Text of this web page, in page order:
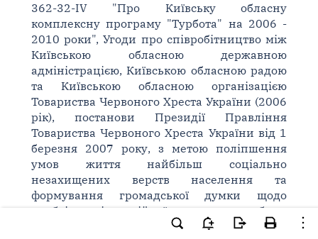
362-32-IV "Про Київську обласну
комплексну програму "Турбота" на 2006 -
2010 роки", Угоди про співробітництво між
Київською обласною державною
адміністрацією, Київською обласною радою
та Київською обласною організацією
Товариства Червоного Хреста України (2006
рік), постанови Президії Правління
Товариства Червоного Хреста України від 1
березня 2007 року, з метою поліпшення
умов життя найбільш соціально
незахищених верств населення та
формування громадської думки щодо
необхідності постійної уваги до проблем
інвалідів, людей похилого віку, хворих на